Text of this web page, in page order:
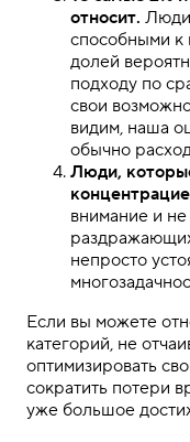
относит.
способными к
долей
подходу по
свои
видим, наша
обычно
Люди,
внимание и
непросто
Если вы можете
категорий, не
оптимизировать
сократить потери
уже большое